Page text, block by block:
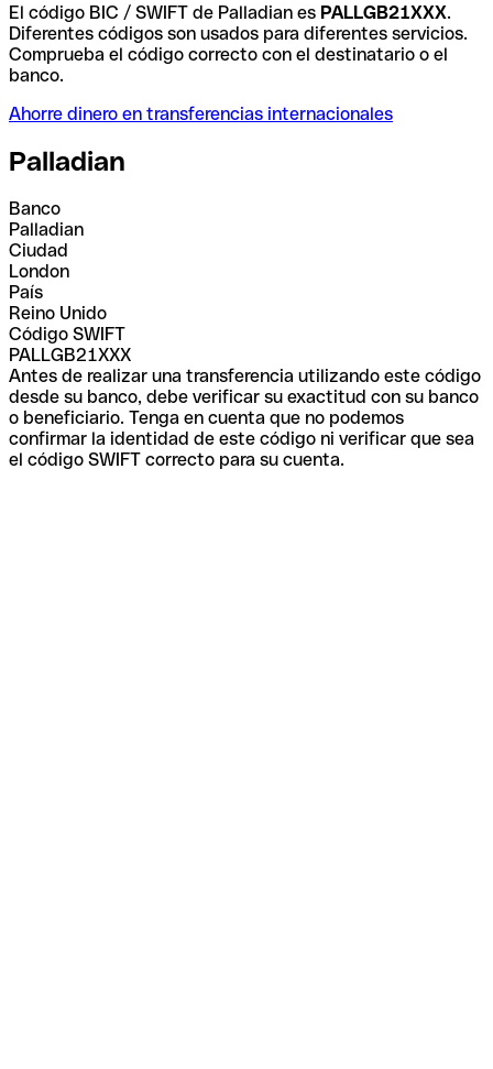
El código BIC / SWIFT de Palladian es PALLGB21XXX.
Diferentes códigos son usados para diferentes servicios.
Comprueba el código correcto con el destinatario o el
banco.
Ahorre dinero en transferencias internacionales
Palladian
Banco
Palladian
Ciudad
London
País
Reino Unido
Código SWIFT
PALLGB21XXX
Antes de realizar una transferencia utilizando este código
desde su banco, debe verificar su exactitud con su banco
o beneficiario. Tenga en cuenta que no podemos
confirmar la identidad de este código ni verificar que sea
el código SWIFT correcto para su cuenta.